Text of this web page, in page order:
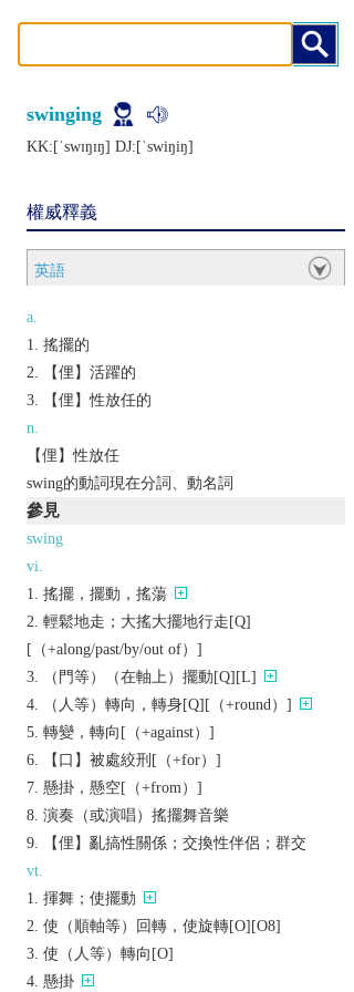
swinging
KK:[ˈswɪŋɪŋ] DJ:[ˈswiŋiŋ]
權威釋義
英語
a.
搖擺的
【俚】活躍的
【俚】性放任的
n.
【俚】性放任
swing的動詞現在分詞、動名詞
參見
swing
vi.
搖擺，擺動，搖蕩
輕鬆地走；大搖大擺地行走[Q]
[（+along/past/by/out of）]
（門等）（在軸上）擺動[Q][L]
（人等）轉向，轉身[Q][（+round）]
轉變，轉向[（+against）]
【口】被處絞刑[（+for）]
懸掛，懸空[（+from）]
演奏（或演唱）搖擺舞音樂
【俚】亂搞性關係；交換性伴侶；群交
vt.
揮舞；使擺動
使（順軸等）回轉，使旋轉[O][O8]
使（人等）轉向[O]
懸掛